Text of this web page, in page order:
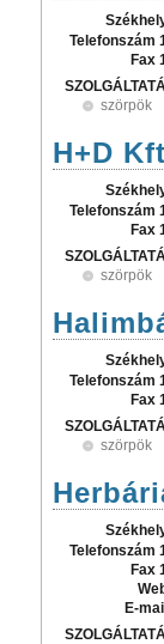
Telefonszám
Fax
szörpök
H+D
Telefonszám
Fax
szörpök
Telefonszám
Fax
szörpök
Telefonszám
Fax
E-